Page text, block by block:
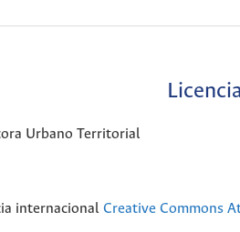
Licencia
Urbano Territorial
internacional Creative Commons